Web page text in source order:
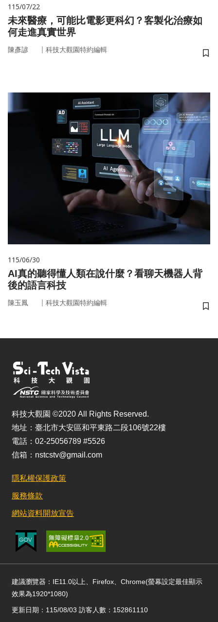
115/07/22
未來醫療，可能比電影更科幻？客製化治療如
何走進真實世界
陳彥諺 ｜ 科技大觀園特約編輯
儲
115/06/30
AI真的聽得懂人類在說什麼？看聊天機器人背
後的語言科技
陳玉鳳 ｜ 科技大觀園特約編輯
儲
科技大觀園 ©2020 All Rights Reserved.
地址：臺北市大安區和平東路二段106號22樓
電話：02-25056789 #5526
信箱：nstcstv@gmail.com
隱私權保護政策
服務條款
網站資料開放宣告
建議瀏覽器：IE11.0以上、Firefox、Chrome(螢幕設定最佳顯示
效果為1920*1080)
更新日期：115/08/03 訪客人數：152861110